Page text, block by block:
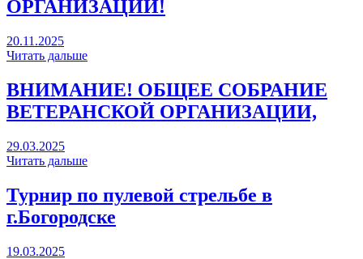
ОРГАНИЗАЦИИ!
20.11.2025
Читать дальше
ВНИМАНИЕ! ОБЩЕЕ СОБРАНИЕ
ВЕТЕРАНСКОЙ ОРГАНИЗАЦИИ,
29.03.2025
Читать дальше
Турнир по пулевой стрельбе в
г.Богородске
19.03.2025